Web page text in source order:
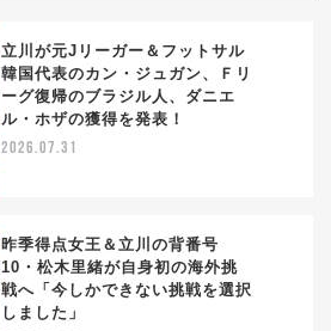
立川が元Jリーガー＆フットサル
韓国代表のカン・ジュガン、Ｆリ
ーグ復帰のブラジル人、ダニエ
ル・ホザの獲得を発表！
2026.07.31
昨季得点女王＆立川の背番号
10・松木里緒が自身初の海外挑
戦へ「今しかできない挑戦を選択
しました」